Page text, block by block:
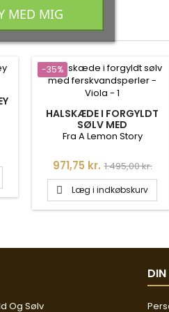
-35%
HALSKÆDE I FORGYLDT
SØLV MED
FERSKVANDSPERLER -
Fra A Lemon Story
Pris
971,75 kr. Normalpris
1.495,00 kr.
 Læg i indkøbskurv
Og Sølv
MED MIG